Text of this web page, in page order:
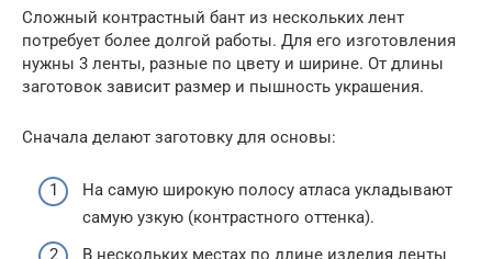
Сложный контрастный бант из нескольких лент
потребует более долгой работы. Для его изготовления
нужны 3 ленты, разные по цвету и ширине. От длины
заготовок зависит размер и пышность украшения.
Сначала делают заготовку для основы:
На самую широкую полосу атласа укладывают
самую узкую (контрастного оттенка).
В нескольких местах по длине изделия ленты